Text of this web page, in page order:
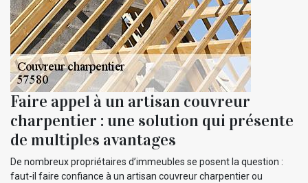
Faire appel à un artisan couvreur
charpentier : une solution qui présente
de multiples avantages
De nombreux propriétaires d’immeubles se posent la question :
faut-il faire confiance à un artisan couvreur charpentier ou